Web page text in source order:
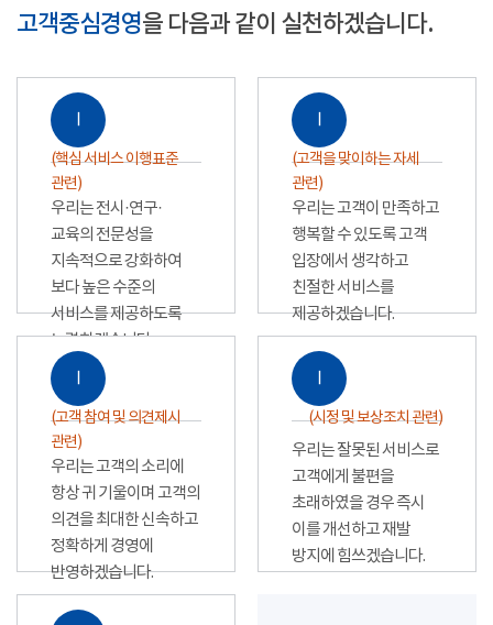
고객중심경영을 다음과 같이 실천하겠습니다.
Ⅰ
(핵심 서비스 이행표준
관련)
우리는 전시·연구·
교육의 전문성을
지속적으로 강화하여
보다 높은 수준의
서비스를 제공하도록
노력하겠습니다.
Ⅰ
(고객을 맞이하는 자세
관련)
우리는 고객이 만족하고
행복할 수 있도록 고객
입장에서 생각하고
친절한 서비스를
제공하겠습니다.
Ⅰ
(고객 참여 및 의견제시
관련)
우리는 고객의 소리에
항상 귀 기울이며 고객의
의견을 최대한 신속하고
정확하게 경영에
반영하겠습니다.
Ⅰ
(시정 및 보상조치 관련)
우리는 잘못된 서비스로
고객에게 불편을
초래하였을 경우 즉시
이를 개선하고 재발
방지에 힘쓰겠습니다.